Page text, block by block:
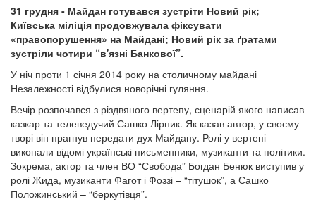
31 грудня - Майдан готувався зустріти Новий рік;
Київська міліція продовжувала фіксувати
«правопорушення» на Майдані; Новий рік за ґратами
зустріли чотири “в'язні Банкової”.
У ніч проти 1 січня 2014 року на столичному майдані
Незалежності відбулися новорічні гуляння.
Вечір розпочався з різдвяного вертепу, сценарій якого написав
казкар та телеведучий Сашко Лірник. Як казав автор, у своєму
творі він прагнув передати дух Майдану. Ролі у вертепі
виконали відомі українські письменники, музиканти та політики.
Зокрема, актор та член ВО “Свобода” Богдан Бенюк виступив у
ролі Жида, музиканти Фагот і Фоззі – “тітушок”, а Сашко
Положинський – “беркутівця”.